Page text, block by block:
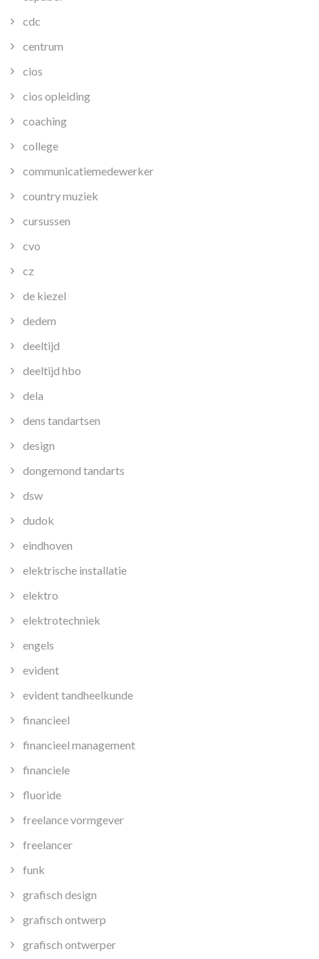
cdc
centrum
cios
cios opleiding
coaching
college
communicatiemedewerker
country muziek
cursussen
cvo
cz
de kiezel
dedem
deeltijd
deeltijd hbo
dela
dens tandartsen
design
dongemond tandarts
dsw
dudok
eindhoven
elektrische installatie
elektro
elektrotechniek
engels
evident
evident tandheelkunde
financieel
financieel management
financiele
fluoride
freelance vormgever
freelancer
funk
grafisch design
grafisch ontwerp
grafisch ontwerper